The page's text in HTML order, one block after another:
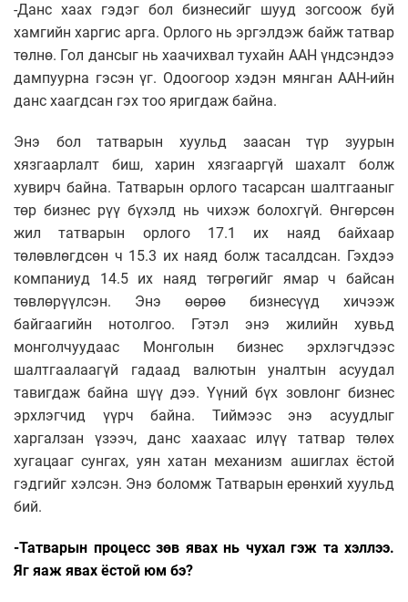
-Данс хаах гэдэг бол бизнесийг шууд зогсоож буй
хамгийн харгис арга. Орлого нь эргэлдэж байж татвар
төлнө. Гол дансыг нь хаачихвал тухайн ААН үндсэндээ
дампуурна гэсэн үг. Одоогоор хэдэн мянган ААН-ийн
данс хаагдсан гэх тоо яригдаж байна.
Энэ бол татварын хуульд заасан түр зуурын
хязгаарлалт биш, харин хязгааргүй шахалт болж
хувирч байна. Татварын орлого тасарсан шалтгааныг
төр бизнес рүү бүхэлд нь чихэж болохгүй. Өнгөрсөн
жил татварын орлого 17.1 их наяд байхаар
төлөвлөгдсөн ч 15.3 их наяд болж тасалдсан. Гэхдээ
компаниуд 14.5 их наяд төгрөгийг ямар ч байсан
төвлөрүүлсэн. Энэ өөрөө бизнесүүд хичээж
байгаагийн нотолгоо. Гэтэл энэ жилийн хувьд
монголчуудаас Монголын бизнес эрхлэгчдээс
шалтгаалаагүй гадаад валютын уналтын асуудал
тавигдаж байна шүү дээ. Үүний бүх зовлонг бизнес
эрхлэгчид үүрч байна. Тиймээс энэ асуудлыг
харгалзан үзээч, данс хаахаас илүү татвар төлөх
хугацааг сунгах, уян хатан механизм ашиглах ёстой
гэдгийг хэлсэн. Энэ боломж Татварын ерөнхий хуульд
бий.
-Татварын процесс зөв явах нь чухал гэж та хэллээ.
Яг яаж явах ёстой юм бэ?